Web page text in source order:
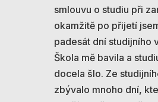
smlouvu o studiu při
okamžitě po přijetí
padesát dní studijního
Škola mě bavila a
docela šlo. Ze
zbývalo mnoho dní,